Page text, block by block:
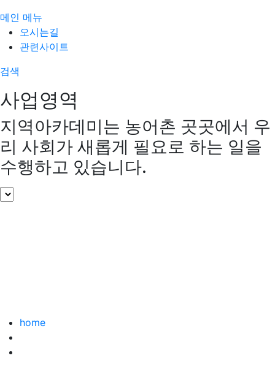
메인 메뉴
오시는길
관련사이트
검색
사업영역
지역아카데미는 농어촌 곳곳에서 우
리 사회가 새롭게 필요로 하는 일을
수행하고 있습니다.
home